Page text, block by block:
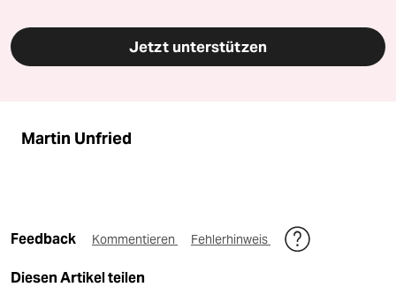
Jetzt unterstützen
Martin Unfried
Feedback Kommentieren Fehlerhinweis
Diesen Artikel teilen